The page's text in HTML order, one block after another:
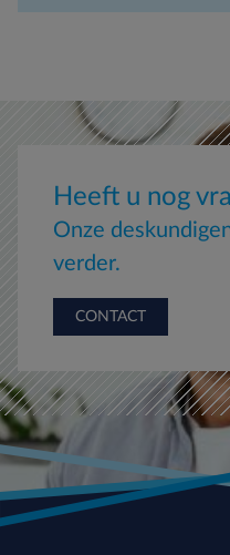
Heeft u nog
Onze
verder.
CONTACT